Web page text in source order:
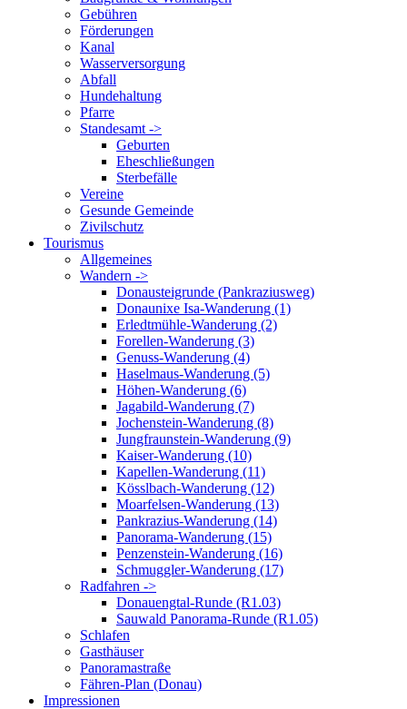
Gebühren
Förderungen
Kanal
Wasserversorgung
Abfall
Hundehaltung
Pfarre
Standesamt ->
Geburten
Eheschließungen
Sterbefälle
Vereine
Gesunde Gemeinde
Zivilschutz
Tourismus
Allgemeines
Wandern ->
Donausteigrunde (Pankraziusweg)
Donaunixe Isa-Wanderung (1)
Erledtmühle-Wanderung (2)
Forellen-Wanderung (3)
Genuss-Wanderung (4)
Haselmaus-Wanderung (5)
Höhen-Wanderung (6)
Jagabild-Wanderung (7)
Jochenstein-Wanderung (8)
Jungfraunstein-Wanderung (9)
Kaiser-Wanderung (10)
Kapellen-Wanderung (11)
Kösslbach-Wanderung (12)
Moarfelsen-Wanderung (13)
Pankrazius-Wanderung (14)
Panorama-Wanderung (15)
Penzenstein-Wanderung (16)
Schmuggler-Wanderung (17)
Radfahren ->
Donauengtal-Runde (R1.03)
Sauwald Panorama-Runde (R1.05)
Schlafen
Gasthäuser
Panoramastraße
Fähren-Plan (Donau)
Impressionen